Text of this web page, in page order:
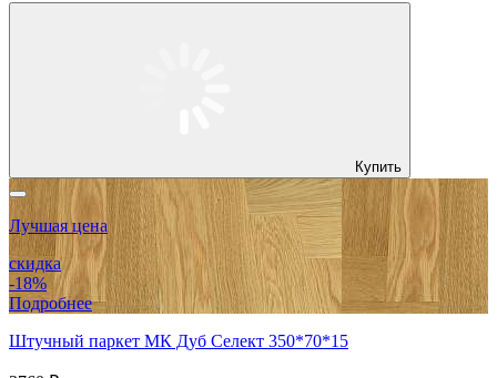
Купить
Лучшая цена
скидка
-18%
Подробнее
Штучный паркет МК Дуб Селект 350*70*15